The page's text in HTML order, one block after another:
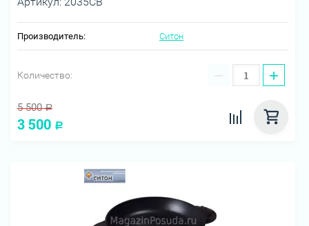
Производитель: Ситон
Количество: − +
5 500 Р
3 500 Р